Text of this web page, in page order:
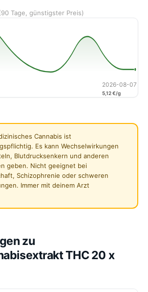
Tage, günstigster Preis)
2026-08-07
5,12 €/g
Cannabis ist
Es kann Wechselwirkungen
Blutdrucksenkern und anderen
geben. Nicht geeignet bei
Schizophrenie oder schweren
Immer mit deinem Arzt
zu
THC 20 x